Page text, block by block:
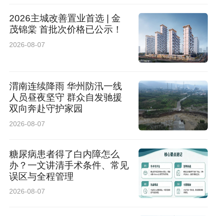
2026主城改善置业首选 | 金
茂锦棠 首批次价格已公示！
2026-08-07
渭南连续降雨 华州防汛一线
人员昼夜坚守 群众自发驰援
双向奔赴守护家园
2026-08-07
糖尿病患者得了白内障怎么
办？一文讲清手术条件、常见
误区与全程管理
2026-08-07